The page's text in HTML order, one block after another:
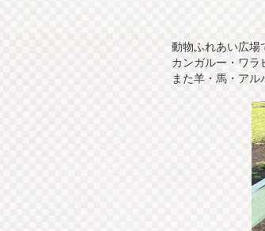
動物ふれあい広場
カンガルー・ワラ
また羊・馬・アル